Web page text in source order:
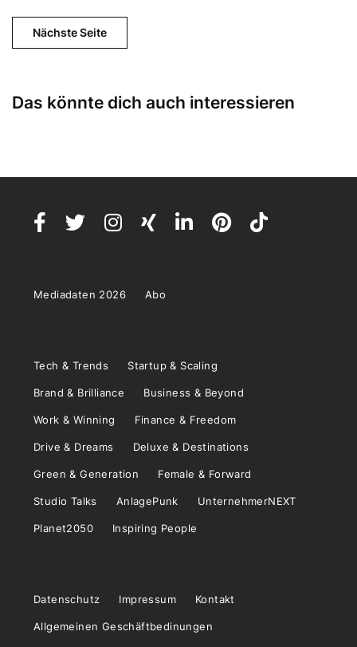
Nächste Seite
Das könnte dich auch interessieren
Mediadaten 2026 Abo
Tech & Trends Startup & Scaling
Brand & Brilliance Business & Beyond
Work & Winning Finance & Freedom
Drive & Dreams Deluxe & Destinations
Green & Generation Female & Forward
Studio Talks AnlagePunk UnternehmerNEXT
Planet2050 Inspiring People
Datenschutz Impressum Kontakt
Allgemeinen Geschäftbedinungen